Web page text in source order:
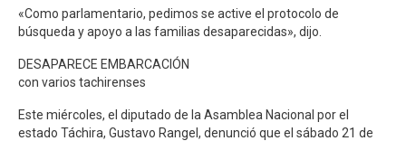
«Como parlamentario, pedimos se active el protocolo de
búsqueda y apoyo a las familias desaparecidas», dijo.
DESAPARECE EMBARCACIÓN
con varios tachirenses
Este miércoles, el diputado de la Asamblea Nacional por el
estado Táchira, Gustavo Rangel, denunció que el sábado 21 de